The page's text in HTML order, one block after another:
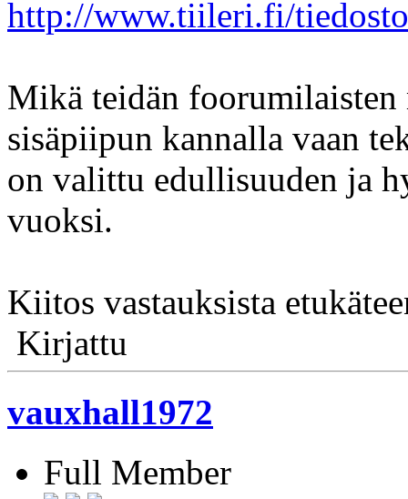
http://www.tiileri.fi/
Mikä teidän
sisäpiipun kannalla vaan
on valittu edullisuuden ja
vuoksi.
Kiitos vastauksista
Kirjattu
vauxhall1972
Full Member